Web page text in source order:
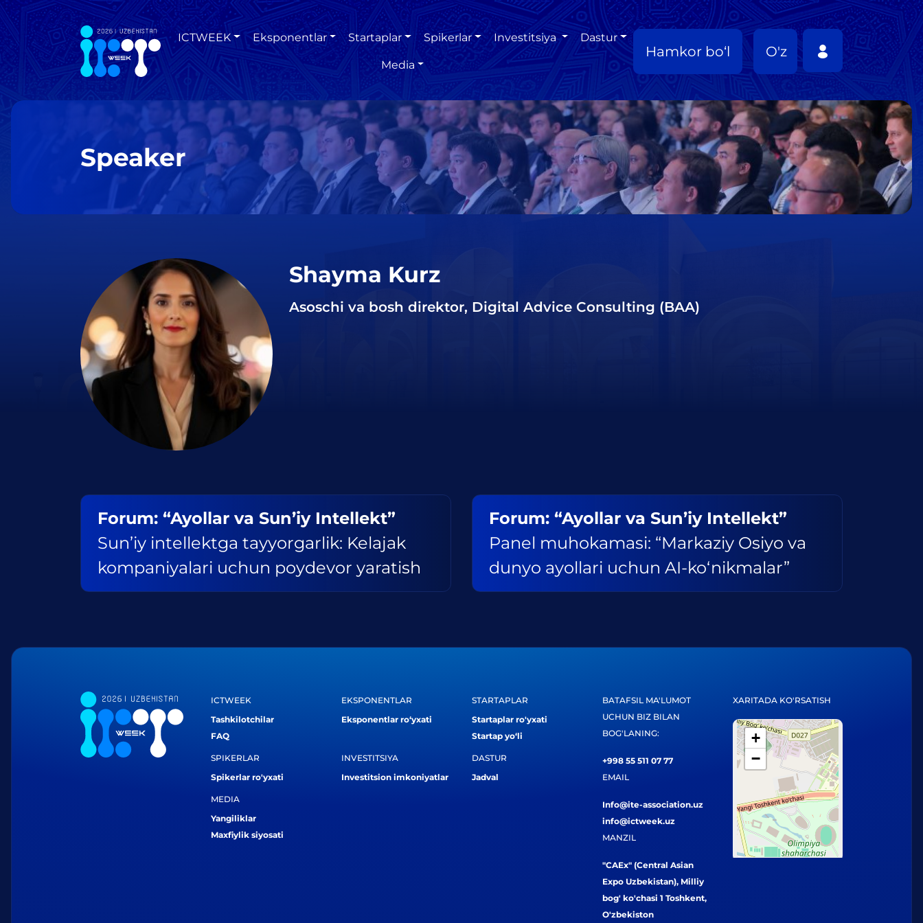
ICTWEEK Eksponentlar Startaplar Spikerlar Investitsiya Dastur
Media
Hamkor bo‘l O'z
Speaker
Shayma Kurz
Asoschi va bosh direktor, Digital Advice Consulting (BAA)
Forum: “Ayollar va Sun’iy Intellekt”
Sun’iy intellektga tayyorgarlik: Kelajak
kompaniyalari uchun poydevor yaratish
Forum: “Ayollar va Sun’iy Intellekt”
Panel muhokamasi: “Markaziy Osiyo va
dunyo ayollari uchun AI-ko‘nikmalar”
ICTWEEK
Tashkilotchilar
FAQ
EKSPONENTLAR
Eksponentlar ro‘yxati
STARTAPLAR
Startaplar ro'yxati
Startap yo‘li
SPIKERLAR
Spikerlar ro'yxati
INVESTITSIYA
Investitsion imkoniyatlar
DASTUR
Jadval
MEDIA
Yangiliklar
Maxfiylik siyosati
BATAFSIL MA'LUMOT
UCHUN BIZ BILAN
BOG'LANING:
+998 55 511 07 77
EMAIL
Info@ite-association.uz
info@ictweek.uz
MANZIL
"CAEx" (Central Asian
Expo Uzbekistan), Milliy
bog' ko'chasi 1 Toshkent,
O'zbekiston
XARITADA KO'RSATISH
+
−